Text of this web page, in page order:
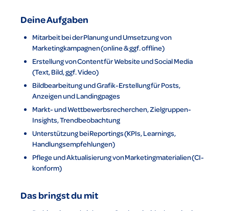
Deine Aufgaben
Mitarbeit bei der Planung und Umsetzung von
Marketingkampagnen (online & ggf. offline)
Erstellung von Content für Website und Social Media
(Text, Bild, ggf. Video)
Bildbearbeitung und Grafik-Erstellung für Posts,
Anzeigen und Landingpages
Markt- und Wettbewerbsrecherchen, Zielgruppen-
Insights, Trendbeobachtung
Unterstützung bei Reportings (KPIs, Learnings,
Handlungsempfehlungen)
Pflege und Aktualisierung von Marketingmaterialien (CI-
konform)
Das bringst du mit